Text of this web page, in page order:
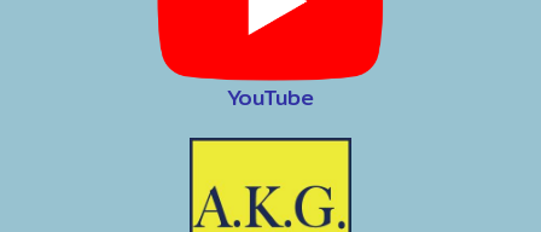
YouTube